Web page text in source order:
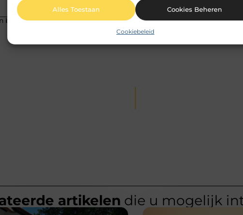
Alles Toestaan Cookies Beheren
Cookiebeleid
dat zich richt op het zorgvuldig selecteren en presenteren
artikelen die u mogelijk